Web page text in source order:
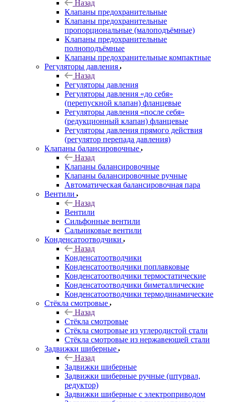
Назад
Клапаны предохранительные
Клапаны предохранительные
пропорциональные (малоподъёмные)
Клапаны предохранительные
полноподъёмные
Клапаны предохранительные компактные
Регуляторы давления
Назад
Регуляторы давления
Регуляторы давления «до себя»
(перепускной клапан) фланцевые
Регуляторы давления «после себя»
(редукционный клапан) фланцевые
Регуляторы давления прямого действия
(регулятор перепада давления)
Клапаны балансировочные
Назад
Клапаны балансировочные
Клапаны балансировочные ручные
Автоматическая балансировочная пара
Вентили
Назад
Вентили
Сильфонные вентили
Сальниковые вентили
Конденсатоотводчики
Назад
Конденсатоотводчики
Конденсатоотводчики поплавковые
Конденсатоотводчики термостатические
Конденсатоотводчики биметаллические
Конденсатоотводчики термодинамические
Стёкла смотровые
Назад
Стёкла смотровые
Стёкла смотровые из углеродистой стали
Стёкла смотровые из нержавеющей стали
Задвижки шиберные
Назад
Задвижки шиберные
Задвижки шиберные ручные (штурвал,
редуктор)
Задвижки шиберные с электроприводом